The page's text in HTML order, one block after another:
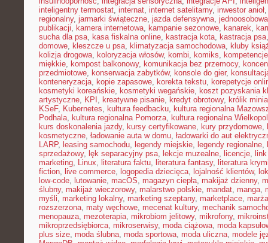
inteligentny termostat, internat, internet satelitarny, inwestor anioł
regionalny, jarmarki świąteczne, jazda defensywna,
publikacji, kamera internetowa, kampanie sezonowe, kanarek,
sucha dla psa, kasa fiskalna online, kastracja kota, kastracja psa
domowe, kleszcze u psa, klimatyzacja samochodowa, kluby
kolizja drogowa, koloryzacja włosów, kombi, komiks,
miękkie, kompost balkonowy, komunikacja bez przemocy,
przedmiotowe, konserwacja zabytków, konsole do gier,
konteneryzacja, kopie zapasowe, korekta tekstu, korepetycje
kosmetyki koreańskie, kosmetyki wegańskie, koszt pozyskania
artystyczne, KPI , kreatywne pisanie, kredyt obrotowy, królik
KSeF, Kubernetes, kultura feedbacku, kultura regionalna
Podhala, kultura regionalna Pomorza, kultura regionalna
kurs doskonalenia jazdy, kursy certyfikowane, kury przydomowe,
kosmetyczne, ładowanie auta w domu, ładowarki do aut
LARP, leasing samochodu, legendy miejskie, legendy regionalne,
sprzedażowy, lęk separacyjny psa, lekcje muzealne, licencje,
marketing, Linux, literatura faktu, literatura fantasy, literatura
fiction, live commerce, logopedia dziecięca, lojalność klientów,
low-code, lutowanie, macOS, magazyn ciepła, makijaż dzienny,
ślubny, makijaż wieczorowy, malarstwo polskie, mandat, manga,
myśli, marketing lokalny, marketing szeptany, marketplace, marża
rozszerzona, maty węchowe, mecenat kultury, mechanik
menopauza, mezoterapia, mikrobiom jelitowy, mikrofony,
mikroprzedsiębiorca, mikroserwisy, moda ciążowa, moda
plus size, moda ślubna, moda sportowa, moda uliczna, modele